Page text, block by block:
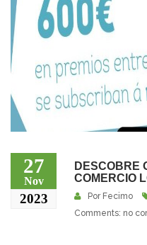
27
Nov
2023
DESCOBRE
COMERCIO
Por Fecimo
Comments: no